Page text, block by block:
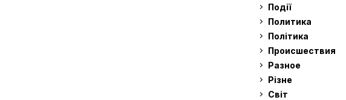
Події
Политика
Політика
Происшествия
Разное
Різне
Світ